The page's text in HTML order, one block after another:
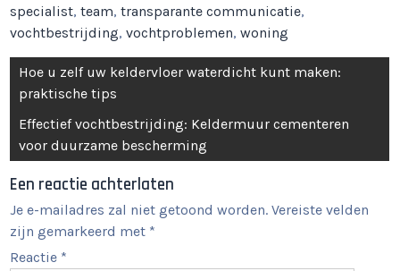
specialist,team,transparante communicatie,
vochtbestrijding,vochtproblemen,woning
Berichtnavigatie
Hoe u zelf uw keldervloer waterdicht kunt maken:
praktische tips
Effectief vochtbestrijding: Keldermuur cementeren
voor duurzame bescherming
Een reactie achterlaten
Je e-mailadres zal niet getoond worden. Vereiste velden
zijn gemarkeerd met *
Reactie *